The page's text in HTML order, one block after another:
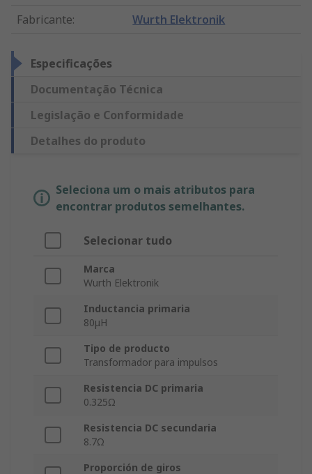
Fabricante: Wurth Elektronik
Especificações
Documentação Técnica
Legislação e Conformidade
Detalhes do produto
Seleciona um o mais atributos para
encontrar produtos semelhantes.
Selecionar tudo
Marca
Wurth Elektronik
Inductancia primaria
80μH
Tipo de producto
Transformador para impulsos
Resistencia DC primaria
0.325Ω
Resistencia DC secundaria
8.7Ω
Proporción de giros